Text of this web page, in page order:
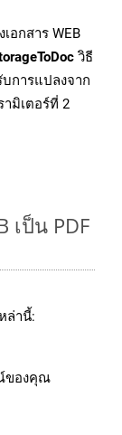
อกสาร WEB
วิธี
การแปลงจาก
มิเตอร์ที่ 2
เป็น PDF
ล่านี้:
ของคุณ